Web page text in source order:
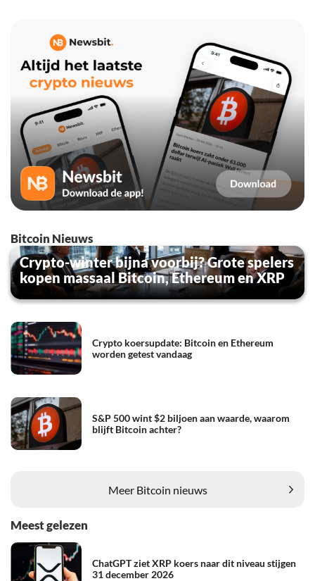
Bitcoin Nieuws
Crypto-winter bijna voorbij? Grote spelers
kopen massaal Bitcoin, Ethereum en XRP
Crypto koersupdate: Bitcoin en Ethereum
worden getest vandaag
S&P 500 wint $2 biljoen aan waarde, waarom
blijft Bitcoin achter?
Meer Bitcoin nieuws
Meest gelezen
ChatGPT ziet XRP koers naar dit niveau stijgen
31 december 2026